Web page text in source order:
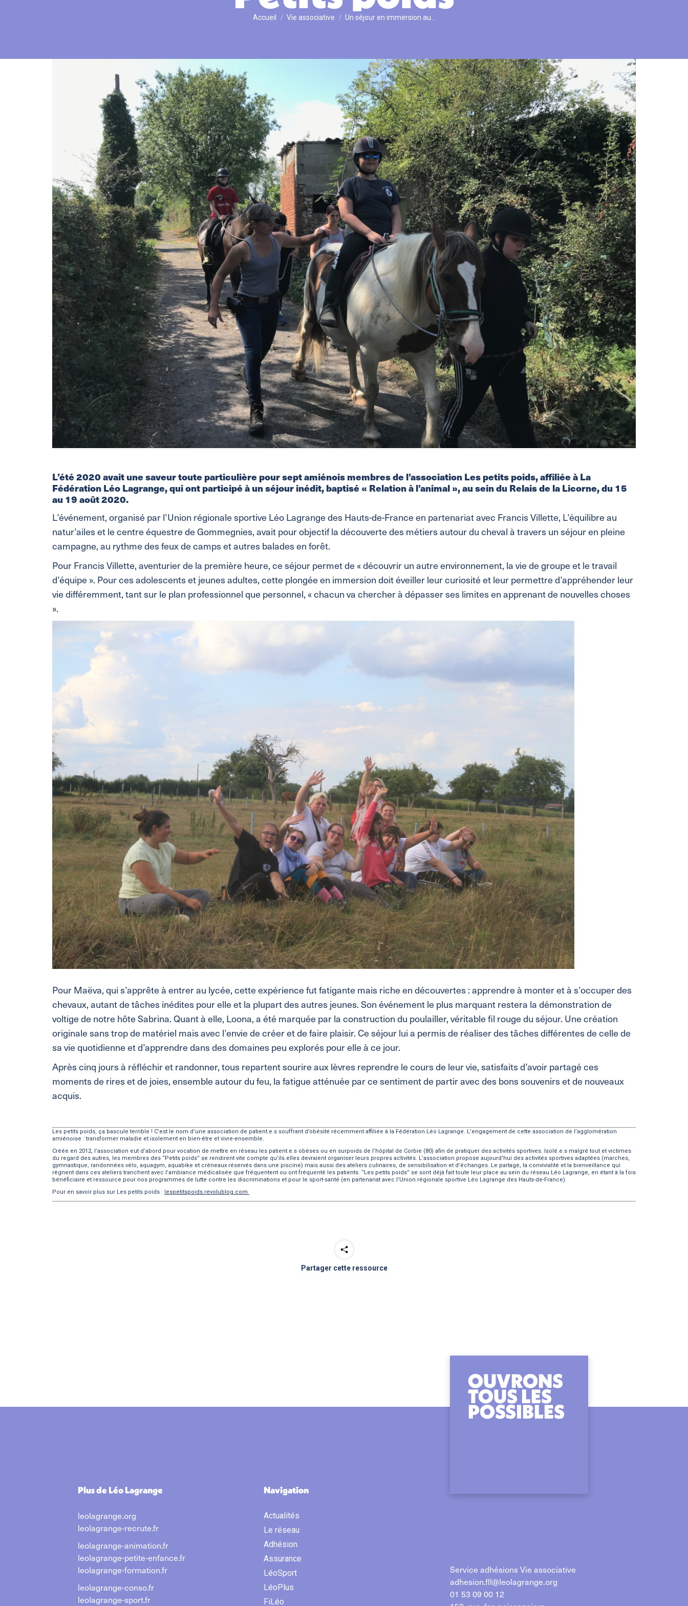
Vous êtes ici :
Accueil Vie associative Un séjour en immersion au…
L’été 2020 avait une saveur toute particulière pour sept amiénois membres de l’association Les petits poids, affiliée à La
Fédération Léo Lagrange, qui ont participé à un séjour inédit, baptisé « Relation à l’animal », au sein du Relais de la Licorne, du 15
au 19 août 2020.
L’événement, organisé par l’Union régionale sportive Léo Lagrange des Hauts-de-France en partenariat avec Francis Villette, L’équilibre au
natur’ailes et le centre équestre de Gommegnies, avait pour objectif la découverte des métiers autour du cheval à travers un séjour en pleine
campagne, au rythme des feux de camps et autres balades en forêt.
Pour Francis Villette, aventurier de la première heure, ce séjour permet de « découvrir un autre environnement, la vie de groupe et le travail
d’équipe ». Pour ces adolescents et jeunes adultes, cette plongée en immersion doit éveiller leur curiosité et leur permettre d’appréhender leur
vie différemment, tant sur le plan professionnel que personnel, « chacun va chercher à dépasser ses limites en apprenant de nouvelles choses
».
Pour Maëva, qui s’apprête à entrer au lycée, cette expérience fut fatigante mais riche en découvertes : apprendre à monter et à s’occuper des
chevaux, autant de tâches inédites pour elle et la plupart des autres jeunes. Son événement le plus marquant restera la démonstration de
voltige de notre hôte Sabrina. Quant à elle, Loona, a été marquée par la construction du poulailler, véritable fil rouge du séjour. Une création
originale sans trop de matériel mais avec l’envie de créer et de faire plaisir. Ce séjour lui a permis de réaliser des tâches différentes de celle de
sa vie quotidienne et d’apprendre dans des domaines peu explorés pour elle à ce jour.
Après cinq jours à réfléchir et randonner, tous repartent sourire aux lèvres reprendre le cours de leur vie, satisfaits d’avoir partagé ces
moments de rires et de joies, ensemble autour du feu, la fatigue atténuée par ce sentiment de partir avec des bons souvenirs et de nouveaux
acquis.
Les petits poids, ça bascule terrible ! C’est le nom d’une association de patient.e.s souffrant d’obésité récemment affiliée à la Fédération Léo Lagrange. L’engagement de cette association de l’agglomération
amiénoise : transformer maladie et isolement en bien-être et vivre-ensemble.
Créée en 2012, l’association eut d’abord pour vocation de mettre en réseau les patient.e.s obèses ou en surpoids de l’hôpital de Corbie (80) afin de pratiquer des activités sportives. Isolé.e.s malgré tout et victimes
du regard des autres, les membres des “Petits poids” se rendirent vite compte qu’ils.elles devraient organiser leurs propres activités. L’association propose aujourd’hui des activités sportives adaptées (marches,
gymnastique, randonnées vélo, aquagym, aquabike et créneaux réservés dans une piscine) mais aussi des ateliers culinaires, de sensibilisation et d’échanges. Le partage, la convivialité et la bienveillance qui
règnent dans ces ateliers tranchent avec l’ambiance médicalisée que fréquentent ou ont fréquenté les patients. “Les petits poids” se sont déjà fait toute leur place au sein du réseau Léo Lagrange, en étant à la fois
bénéficiaire et ressource pour nos programmes de lutte contre les discriminations et pour le sport-santé (en partenariat avec l’Union régionale sportive Léo Lagrange des Hauts-de-France).
Pour en savoir plus sur Les petits poids : lespetitspoids.revolublog.com
Partager cette ressource
Plus de Léo Lagrange
leolagrange.org
leolagrange-recrute.fr
leolagrange-animation.fr
leolagrange-petite-enfance.fr
leolagrange-formation.fr
leolagrange-conso.fr
leolagrange-sport.fr
Navigation
Actualités
Le réseau
Adhésion
Assurance
LéoSport
LéoPlus
FiLéo
OUVRONS
TOUS LES
POSSIBLES
Service adhésions Vie associative
adhesion.fll@leolagrange.org
01 53 09 00 12